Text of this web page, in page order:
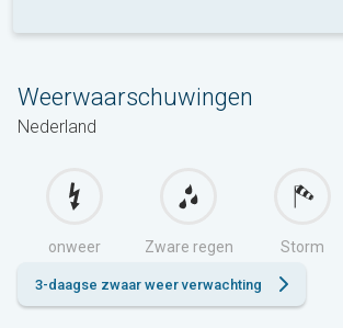
Weerwaarschuwingen
Nederland
onweer Zware regen Storm
3-daagse zwaar weer verwachting